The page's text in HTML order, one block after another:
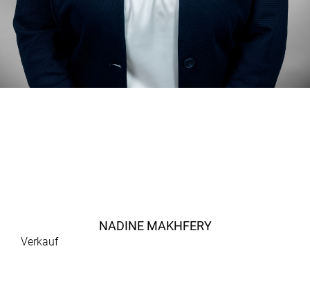
NADINE MAKHFERY
Verkauf